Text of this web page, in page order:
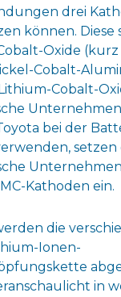
drei
können. Diese
Oxide (kurz
Cobalt-
Cobalt-
bei der
setzen
Unternehmen
Kathoden ein.
die
Ionen-
in